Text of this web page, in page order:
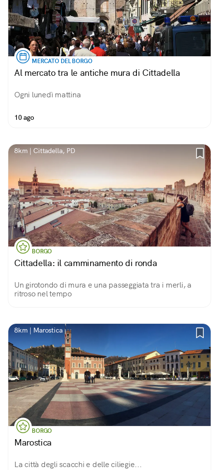
MERCATO DEL BORGO
Al mercato tra le antiche mura di Cittadella
Ogni lunedì mattina
10 ago
8km | Cittadella, PD
BORGO
Cittadella: il camminamento di ronda
Un girotondo di mura e una passeggiata tra i merli, a
ritroso nel tempo
8km | Marostica
BORGO
Marostica
La città degli scacchi e delle ciliegie...